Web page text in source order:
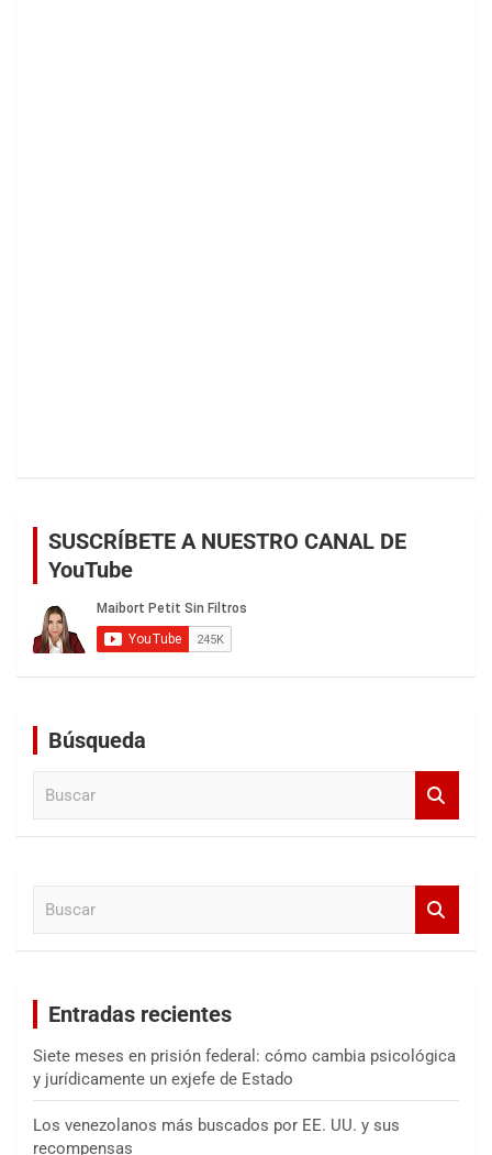
SUSCRÍBETE A NUESTRO CANAL DE
YouTube
Búsqueda
Entradas recientes
Siete meses en prisión federal: cómo cambia psicológica
y jurídicamente un exjefe de Estado
Los venezolanos más buscados por EE. UU. y sus
recompensas